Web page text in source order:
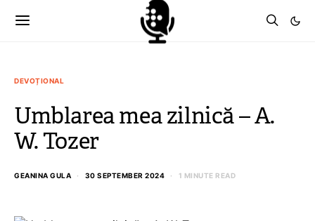
DEVOȚIONAL
Umblarea mea zilnică – A.
W. Tozer
GEANINA GULA 30 SEPTEMBER 2024 1 MINUTE READ